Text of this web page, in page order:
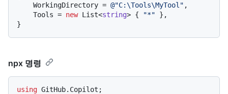
    WorkingDirectory =
@"C:\Tools\MyTool" ,
    Tools =
new List<string> { "*" },
npx 명령
using GitHub.Copilot;